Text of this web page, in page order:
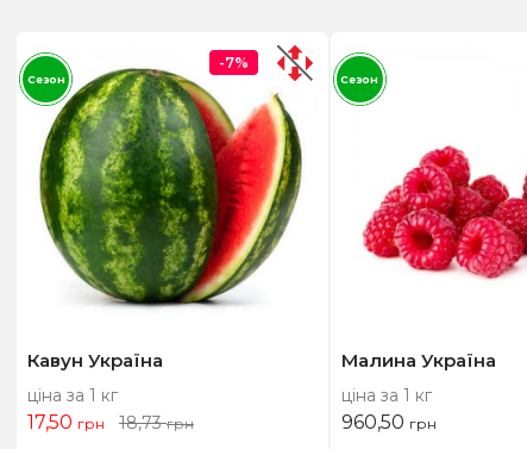
Кавун Україна
ціна за 1 кг
17,50 грн 18,73грн
-7%
Сезон
Малина Україна
ціна за 1 кг
960,50 грн
Сезон